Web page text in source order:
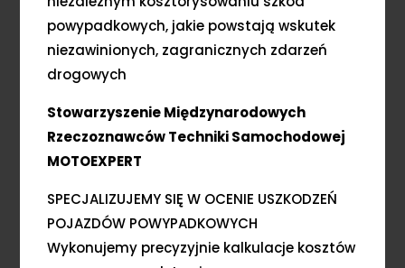
powypadkowych, jakie powstają wskutek
niezawinionych, zagranicznych zdarzeń
drogowych
Stowarzyszenie Międzynarodowych
Rzeczoznawców Techniki Samochodowej
MOTOEXPERT
SPECJALIZUJEMY SIĘ W OCENIE USZKODZEŃ
POJAZDÓW POWYPADKOWYCH
Wykonujemy precyzyjnie kalkulacje kosztów